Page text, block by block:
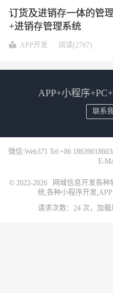
订货及进销存一体的管
+进销存管理系统
APP开发 阅读(2767)
APP+小程序
联系
微信:Web371 Tel:+86
E-
© 2022-2026
网域信息开发各
统,各种小程序开发
请求次数：24 次，加